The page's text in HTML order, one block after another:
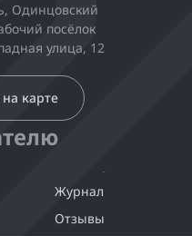
Одинцовский
посёлок
улица, 12
карте
Журнал
Отзывы